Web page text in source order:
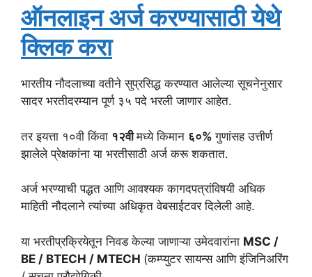
ऑनलाइन अर्ज करण्यासाठी येथे
क्लिक करा
भारतीय नौदलाच्या वतीने सुप्रसिद्ध करण्यात आलेल्या सूचनेनुसार
सादर भरतीदरम्यान पूर्ण ३५ पदे भरली जाणार आहेत.
तर इयत्ता १०वी किंवा १२वीमध्ये किमान ६०%गुणांसह उत्तीर्ण
झालेले प्रेक्षकांना या भरतीसाठी अर्ज करू शकतात.
अर्ज भरण्याची पद्धत आणि आवश्यक कागदपत्रांविषयी अधिक
माहिती नौदलाने त्यांच्या अधिकृत वेबसाईटवर दिलेली आहे.
या भरतीप्रक्रियेतून निवड केल्या जाणाऱ्या उमेदवारांना MSC /
BE / BTECH / MTECH (कम्प्युटर सायन्स आणि इंजिनिअरिंग